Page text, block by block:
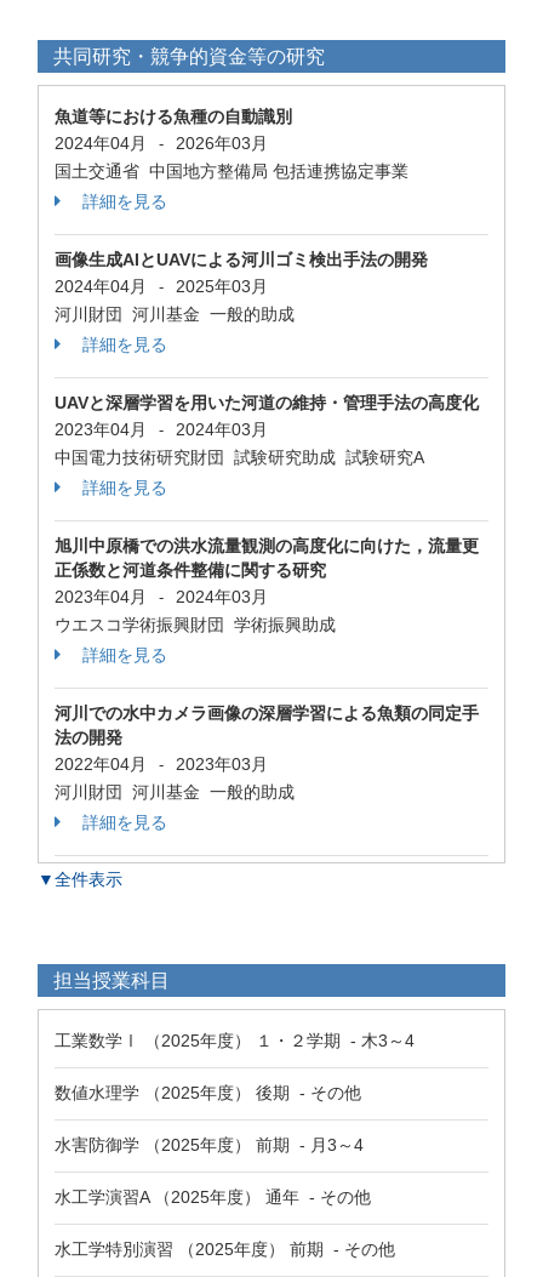
共同研究・競争的資金等の研究
魚道等における魚種の自動識別
2024年04月
-
2026年03月
国土交通省 中国地方整備局 包括連携協定事業
詳細を見る
画像生成AIとUAVによる河川ゴミ検出手法の開発
2024年04月
-
2025年03月
河川財団 河川基金 一般的助成
詳細を見る
UAVと深層学習を用いた河道の維持・管理手法の高度化
2023年04月
-
2024年03月
中国電力技術研究財団 試験研究助成 試験研究A
詳細を見る
旭川中原橋での洪水流量観測の高度化に向けた，流量更
正係数と河道条件整備に関する研究
2023年04月
-
2024年03月
ウエスコ学術振興財団 学術振興助成
詳細を見る
河川での水中カメラ画像の深層学習による魚類の同定手
法の開発
2022年04月
-
2023年03月
河川財団 河川基金 一般的助成
詳細を見る
▼全件表示
担当授業科目
工業数学Ⅰ （2025年度） １・２学期 - 木3～4
数値水理学 （2025年度） 後期 - その他
水害防御学 （2025年度） 前期 - 月3～4
水工学演習A （2025年度） 通年 - その他
水工学特別演習 （2025年度） 前期 - その他